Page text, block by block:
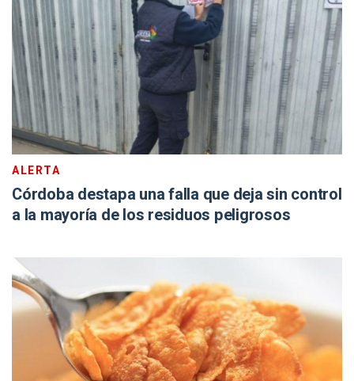
ALERTA
Córdoba destapa una falla que deja sin control
a la mayoría de los residuos peligrosos